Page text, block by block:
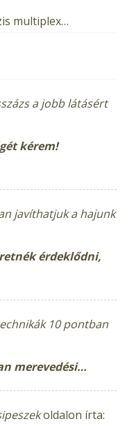
multiplex…
a jobb látásért
kérem!
javíthatjuk a hajunk
érdeklődni,
10 pontban
merevedési…
oldalon írta: